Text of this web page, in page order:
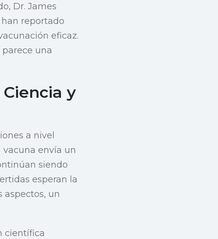
Dr. James
reportado
eficaz.
una
y
a nivel
vacuna envía un
siendo
esperan la
aspectos, un
científica